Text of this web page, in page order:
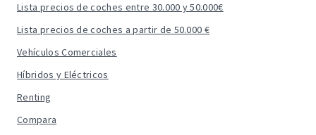
Lista precios de coches entre 30.000 y 50.000€
Lista precios de coches a partir de 50.000 €
Vehículos Comerciales
Híbridos y Eléctricos
Renting
Compara